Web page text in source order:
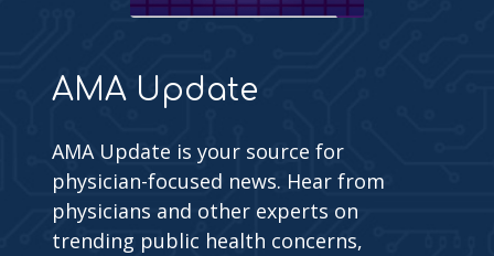
AMA Update
AMA Update is your source for
physician-focused news. Hear from
physicians and other experts on
trending public health concerns,